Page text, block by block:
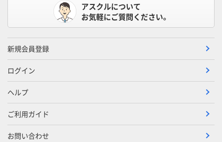
アスクルについて
お気軽にご質問ください。
新規会員登録
ログイン
ヘルプ
ご利用ガイド
お問い合わせ